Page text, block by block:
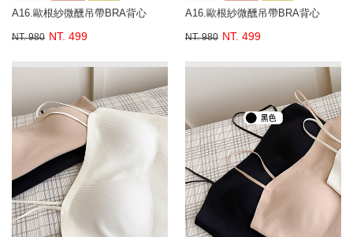
A16.歐根紗微醺吊帶BRA背心
NT. 980 NT. 499
A16.歐根紗微醺吊帶BRA背心
NT. 980 NT. 499